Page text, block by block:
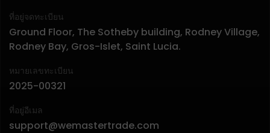
ที่อยู่จดทะเบียน
Ground Floor, The Sotheby building, Rodney Village,
Rodney Bay, Gros-Islet, Saint Lucia.
หมายเลขทะเบียน
2025-00321
ที่อยู่อีเมล
support@wemastertrade.com